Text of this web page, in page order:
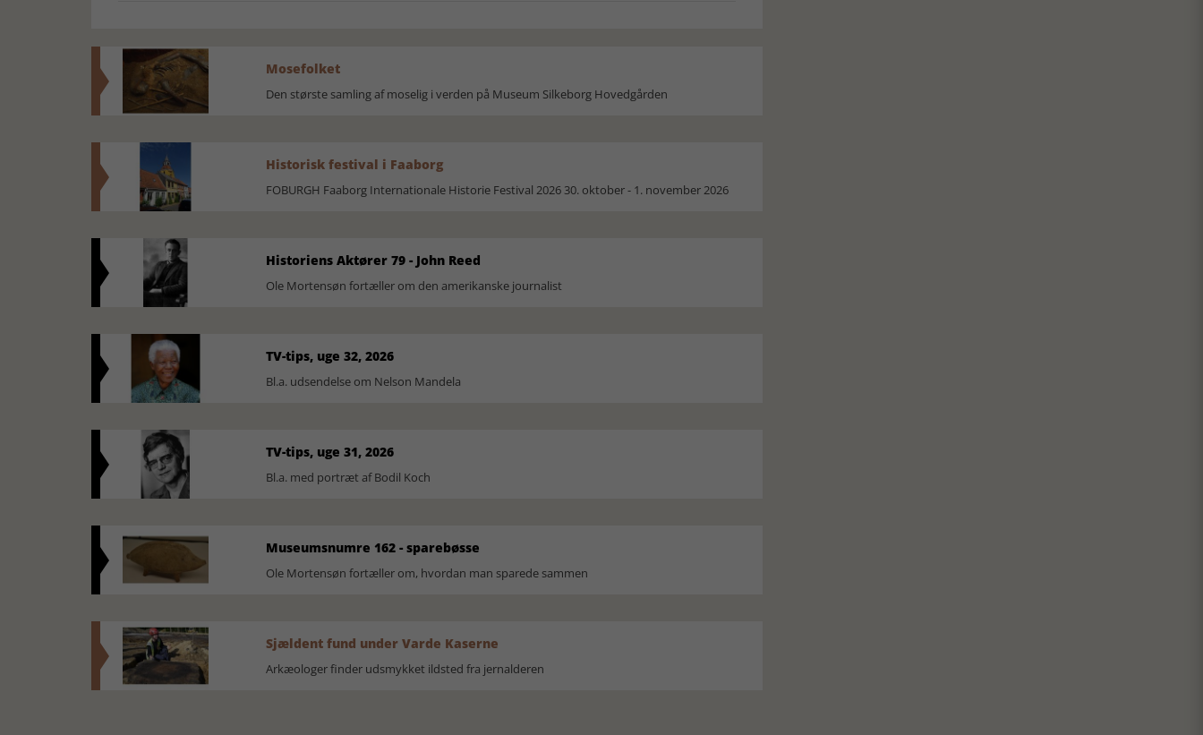
Mosefolket
Den største samling af moselig i verden på Museum Silkeborg Hovedgården
Historisk festival i Faaborg
FOBURGH Faaborg Internationale Historie Festival 2026 30. oktober - 1. november 2026
Historiens Aktører 79 - John Reed
Ole Mortensøn fortæller om den amerikanske journalist
TV-tips, uge 32, 2026
Bl.a. udsendelse om Nelson Mandela
TV-tips, uge 31, 2026
Bl.a. med portræt af Bodil Koch
Museumsnumre 162 - sparebøsse
Ole Mortensøn fortæller om, hvordan man sparede sammen
Sjældent fund under Varde Kaserne
Arkæologer finder udsmykket ildsted fra jernalderen